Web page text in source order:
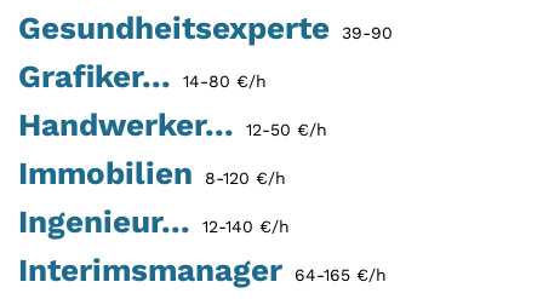
Gesundheitsexperte 39-90
Grafiker... 14-80 €/h
Handwerker... 12-50 €/h
Immobilien 8-120 €/h
Ingenieur... 12-140 €/h
Interimsmanager 64-165 €/h